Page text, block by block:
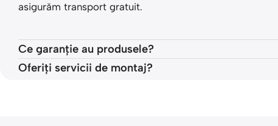
asigurăm transport gratuit.
Ce garanție au produsele?
Oferiți servicii de montaj?